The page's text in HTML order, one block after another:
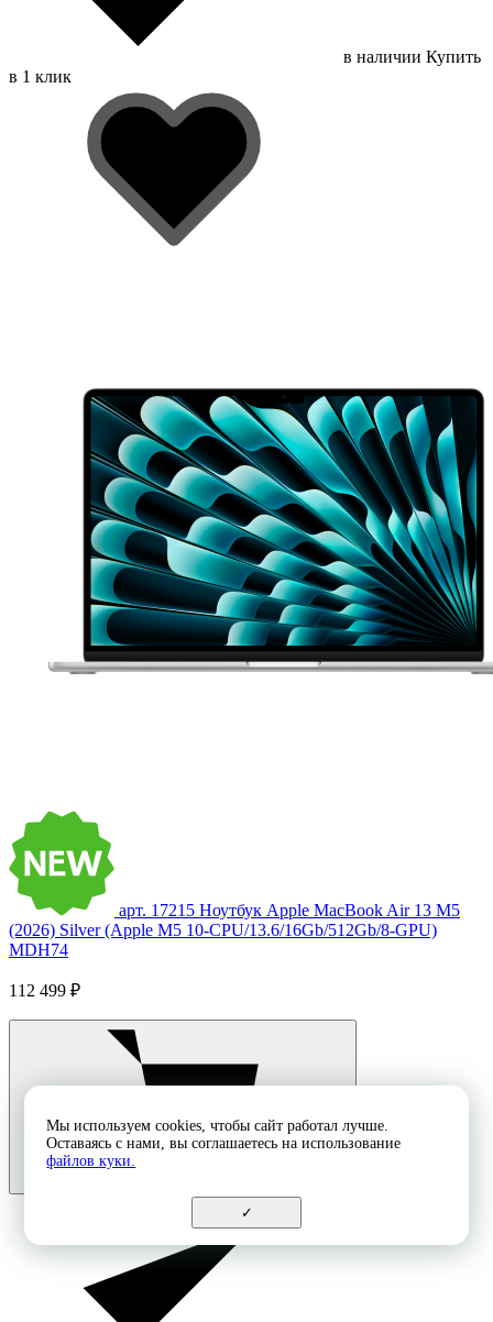
в наличии Купить
в 1 клик
арт. 17215 Ноутбук Apple MacBook Air 13 M5
(2026) Silver (Apple M5 10-CPU/13.6/16Gb/512Gb/8-GPU)
MDH74
112 499 ₽
Мы используем cookies, чтобы сайт работал лучше.
Оставаясь с нами, вы соглашаетесь на использование
файлов куки.
✓